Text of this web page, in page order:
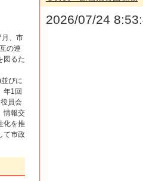
月、市
の連
図るた
びに
年1回
員会
情報交
化を推
て市政
2026/06/25７
2026/07/24